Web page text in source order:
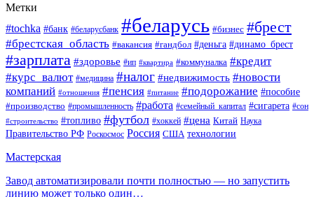
Метки
#tochka #банк #беларусбанк #беларусь #бизнес #брест
#брестская_область #вакансия #гандбол #деньга #динамо_брест
#зарплата #здоровье #ип #квартира #коммуналка #кредит
#курс_валют #медицина #налог #недвижимость #новости
компаний #отношения #пенсия #питание #подорожание #пособие
#производство #промышленность #работа #семейный_капитал #сигарета #сон
#строительство #топливо #футбол #хоккей #цена Китай Наука
Правительство РФ Роскосмос Россия США технологии
Мастерская
Завод автоматизировали почти полностью — но запустить
линию может только один…